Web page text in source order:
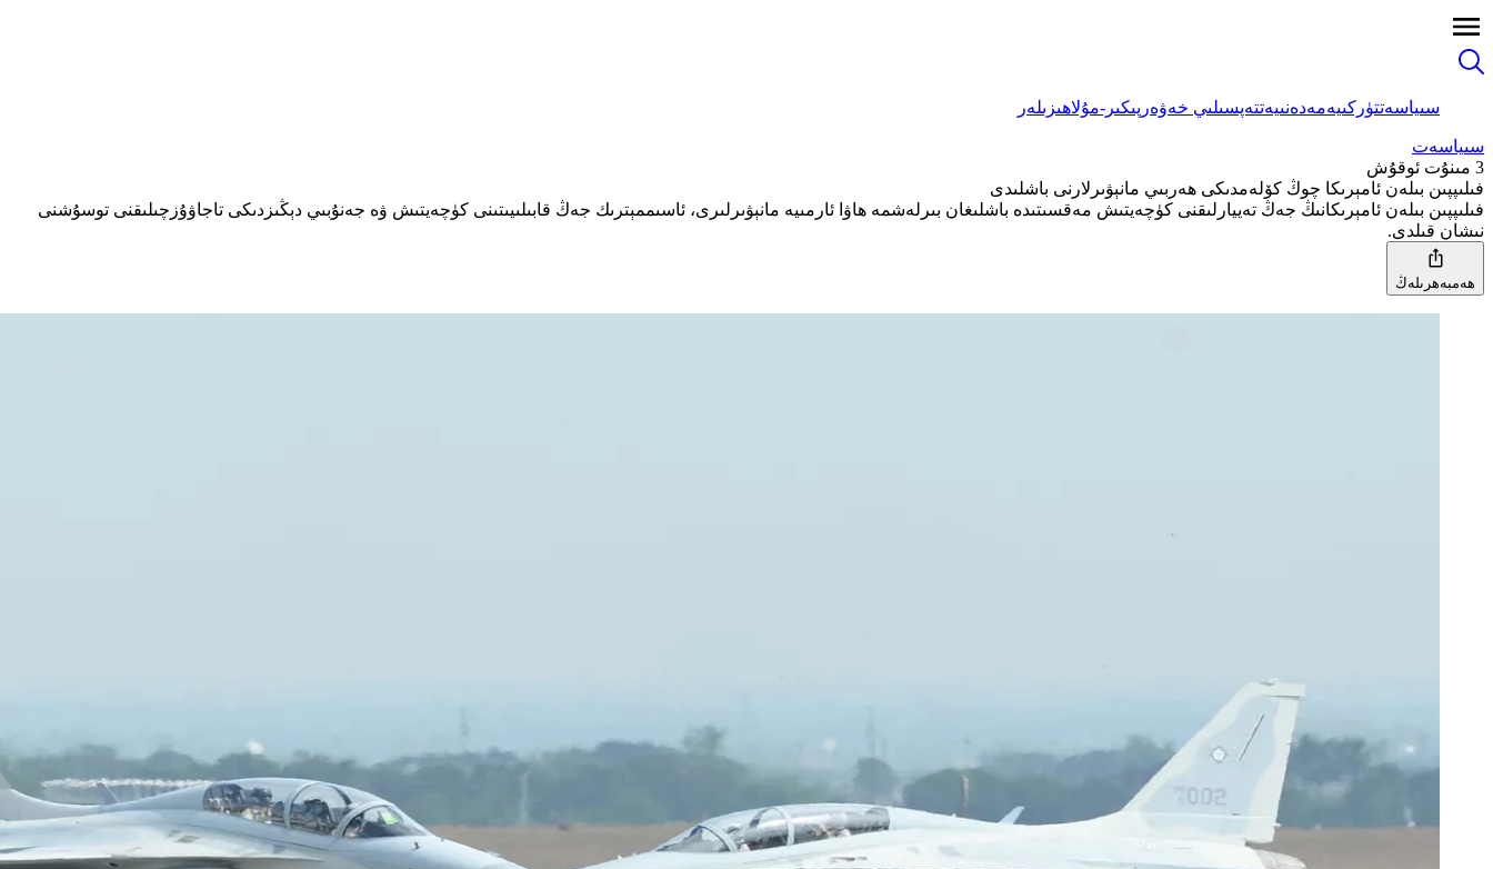
سىياسەتتۈركىيەمەدەنىيەتتەپسىلىي خەۋەر پىكىر-مۇلاھىزىلەر
سىياسەت
3 مىنۇت ئوقۇش
فىلىپپىن بىلەن ئامېرىكا چوڭ كۆلەمدىكى ھەربىي مانېۋىرلارنى باشلىدى
فىلىپپىن بىلەن ئامېرىكانىڭ جەڭ تەييارلىقنى كۈچەيتىش مەقسىتىدە باشلىغان بىرلەشمە ھاۋا ئارمىيە مانېۋىرلىرى، ئاسىممېترىك جەڭ قابىلىيىتىنى كۈچەيتىش ۋە جەنۇبىي دېڭىزدىكى تاجاۋۇزچىلىقنى توسۇشنى
نىشان قىلدى.
ھەمبەھرىلەڭ